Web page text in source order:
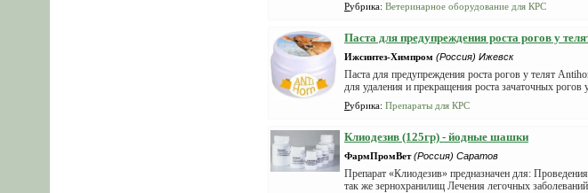
Рубрика: Ветеринарное оборудование для КРС
Паста для предупреждения роста рогов у
Ижсинтез-Химпром (Россия) Ижевск
Паста для предупреждения роста рогов у телят
для удаления и прекращения роста зачаточных
Рубрика: Препараты для КРС
Клиодезив (125гр) - йодные шашки
ФармПромВет (Россия) Саратов
Препарат «Клиодезив» предназна­чен для:
так же зерно­хранилищ Лечения легочных